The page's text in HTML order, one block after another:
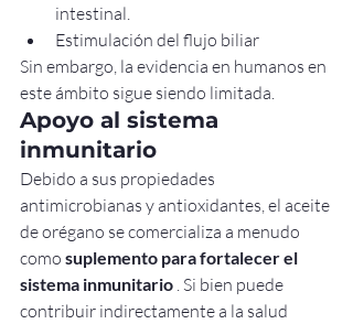
intestinal.
Estimulación del flujo biliar
Sin embargo, la evidencia en humanos en
este ámbito sigue siendo limitada.
Apoyo al sistema
inmunitario
Debido a sus propiedades
antimicrobianas y antioxidantes, el aceite
de orégano se comercializa a menudo
como suplemento para fortalecer el
sistema inmunitario . Si bien puede
contribuir indirectamente a la salud